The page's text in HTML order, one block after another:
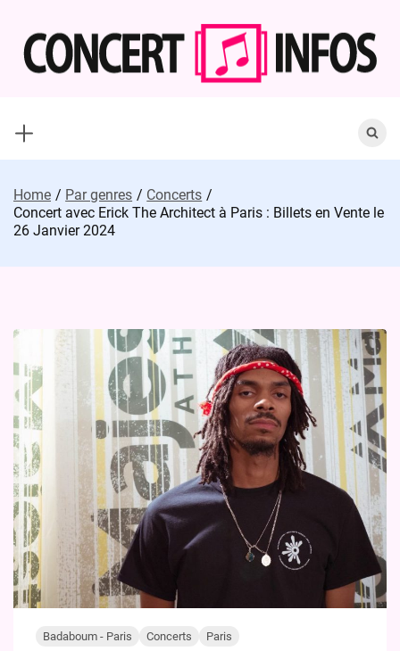
content
for:
Home Par genres
Concerts
Concert avec Erick The Architect à Paris : Billets en Vente le
26 Janvier 2024
Badaboum - Paris Concerts Paris